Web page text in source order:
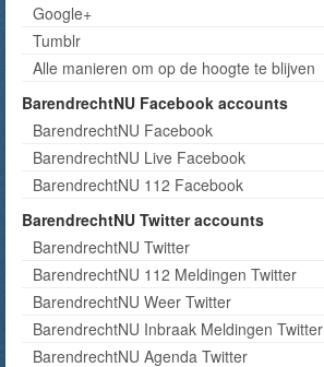
Google+
Tumblr
Alle manieren om op de hoogte te blijven
BarendrechtNU Facebook accounts
BarendrechtNU Facebook
BarendrechtNU Live Facebook
BarendrechtNU 112 Facebook
BarendrechtNU Twitter accounts
BarendrechtNU Twitter
BarendrechtNU 112 Meldingen Twitter
BarendrechtNU Weer Twitter
BarendrechtNU Inbraak Meldingen Twitter
BarendrechtNU Agenda Twitter